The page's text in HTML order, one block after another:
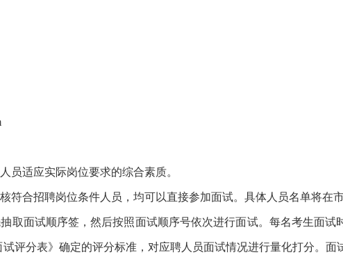
适应实际岗位要求的综合素质。
合招聘岗位条件人员，均可以直接参加面试。具体人员名单将在市
面试顺序签，然后按照面试顺序号依次进行面试。每名考生面试
评分表》确定的评分标准，对应聘人员面试情况进行量化打分。面